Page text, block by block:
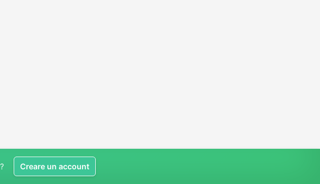
Creare un account